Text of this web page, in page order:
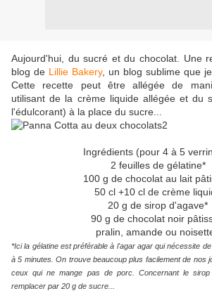
Aujourd'hui, du sucré et du chocolat. Une
blog de Lillie Bakery, un blog sublime que
Cette recette peut être allégée de
utilisant de la crème liquide allégée et du
l'édulcorant) à la place du sucre...
Ingrédients (pour 4 à 5
2 feuilles de gélatine*
100 g de chocolat au lait
50 cl +10 cl de crème
20 g de sirop d'agave*
90 g de chocolat noir
pralin, amande ou
*Ici la gélatine est préférable à l'agar agar qui nécessite
à 5 minutes. On trouve beaucoup plus facilement de nos
ceux qui ne mange pas de porc. Concernant le
remplacer par 20 g de sucre...